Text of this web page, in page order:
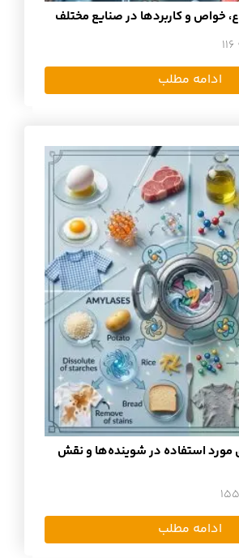
خواص و کاربردها در صنایع مختلف
116
ادامه مطلب
مورد استفاده در شوینده‌ها و نقش
155
ادامه مطلب